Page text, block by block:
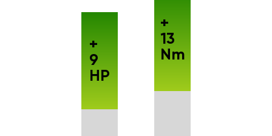
+
9
HP
+
13
Nm